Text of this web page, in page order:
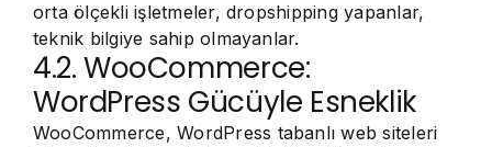
orta ölçekli işletmeler, dropshipping yapanlar,
teknik bilgiye sahip olmayanlar.
4.2. WooCommerce:
WordPress Gücüyle Esneklik
WooCommerce, WordPress tabanlı web siteleri